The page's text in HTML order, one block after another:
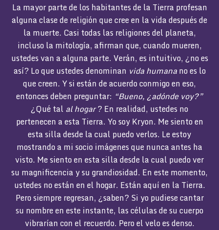
La mayor parte de los habitantes de la Tierra profesan
alguna clase de religión que cree en la vida después de
la muerte. Casi todas las religiones del planeta,
incluso la mitología, afirman que, cuando mueren,
ustedes van a alguna parte. Verán, es intuitivo, ¿no es
así? Lo que ustedes denominan vida humanano es lo
que creen. Y si están de acuerdo conmigo en eso,
entonces deben preguntar: “Bueno, ¿adónde voy?”
¿Qué tal al hogar? En realidad, ustedes no
pertenecen a esta Tierra. Yo soy Kryon. Me siento en
esta silla desde la cual puedo verlos. Le estoy
mostrando a mi socio imágenes que nunca antes ha
visto. Me siento en esta silla desde la cual puedo ver
su magnificencia y su grandiosidad. En este momento,
ustedes no están en el hogar. Están aquí en la Tierra.
Pero siempre regresan, ¿saben? Si yo pudiese cantar
su nombre en este instante, las células de su cuerpo
vibrarían con el recuerdo. Pero el velo es denso.